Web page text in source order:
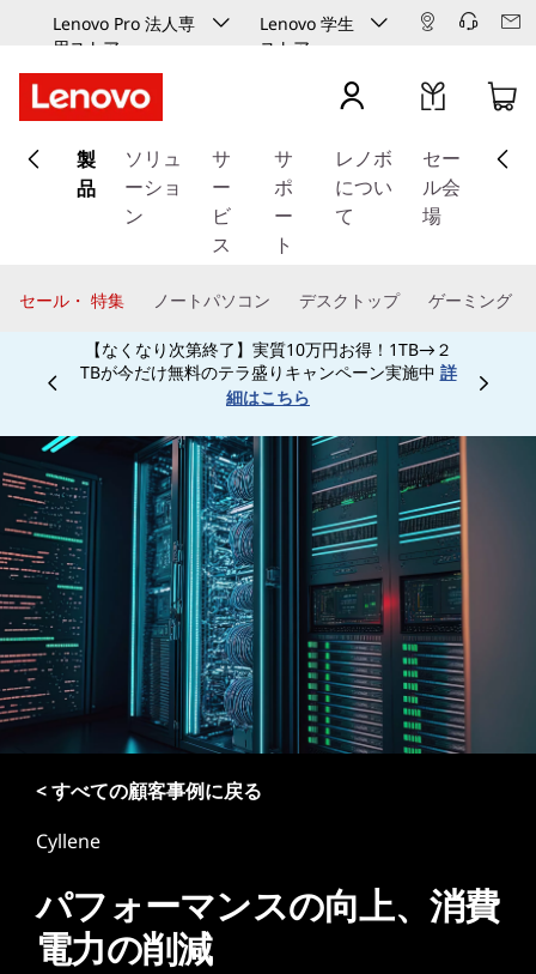
Lenovo Pro 法人専
用ストア
Lenovo 学生
ストア
イ
ン
ッ
す
る
製
品
ソリュ
ーショ
ン
サ
ー
ビ
ス
サ
ポ
ー
ト
レノボ
につい
て
セー
ル会
場
セール・ 特集 ノートパソコン デスクトップ ゲーミング
学生、保護者、教職員、予備校生なら特別割引で
ご購入頂けます！学生向け学生ストアは こちら
Currently displaying item 4 of
< すべての顧客事例に戻る
Cyllene
パフォーマンスの向上、消費
電力の削減